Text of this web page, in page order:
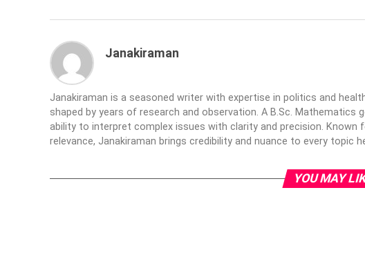
Janakiraman
Janakiraman is a seasoned writer with expertise in politics and
shaped by years of research and observation. A B.Sc. Mathematics
ability to interpret complex issues with clarity and precision. Known
relevance, Janakiraman brings credibility and nuance to every topic
YOU MAY